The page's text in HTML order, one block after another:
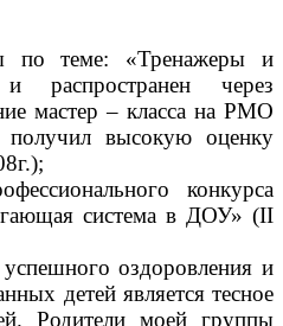
по теме: «Тренажеры и
распространен через
мастер – класса на РМО
получил высокую оценку
конкурса
система в ДОУ» (II
оздоровления и
детей является тесное
Родители моей группы